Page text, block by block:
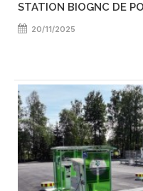
STATION BIOGNC DE
20/11/2025